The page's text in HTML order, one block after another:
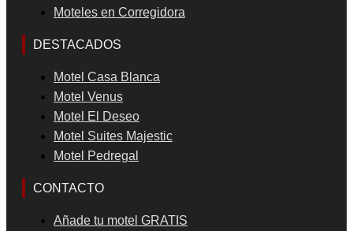
Moteles en Corregidora
DESTACADOS
Motel Casa Blanca
Motel Venus
Motel El Deseo
Motel Suites Majestic
Motel Pedregal
CONTACTO
Añade tu motel GRATIS